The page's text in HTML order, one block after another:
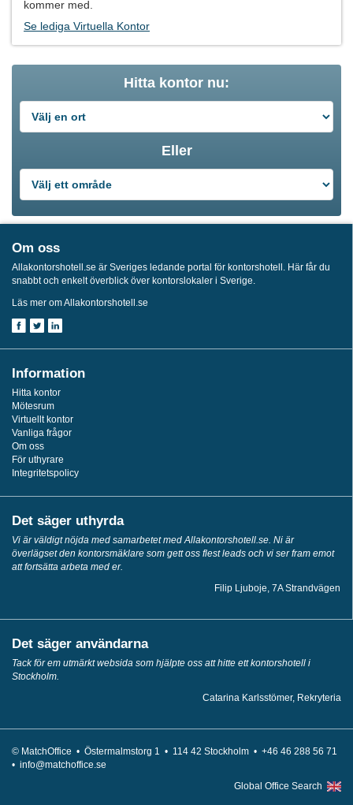
kommer med.
Se lediga Virtuella Kontor
Hitta kontor nu:
Eller
Om oss
Allakontorshotell.se är Sveriges ledande portal för kontorshotell. Här får du
snabbt och enkelt överblick över kontorslokaler i Sverige.
Läs mer om Allakontorshotell.se
Information
Hitta kontor
Mötesrum
Virtuellt kontor
Vanliga frågor
Om oss
För uthyrare
Integritetspolicy
Det säger uthyrda
Vi är väldigt nöjda med samarbetet med Allakontorshotell.se. Ni är
överlägset den kontorsmäklare som gett oss flest leads och vi ser fram emot
att fortsätta arbeta med er.
Filip Ljuboje, 7A Strandvägen
Det säger användarna
Tack för em utmärkt websida som hjälpte oss att hitte ett kontorshotell i
Stockholm.
Catarina Karlsstömer, Rekryteria
© MatchOffice • Östermalmstorg 1 • 114 42 Stockholm • +46 46 288 56 71
• info@matchoffice.se
Global Office Search